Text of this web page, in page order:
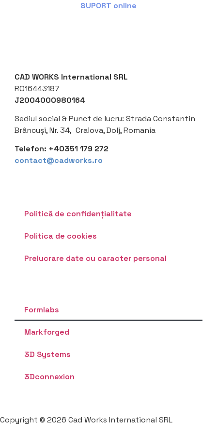
SUPORT online
CAD WORKS International SRL
RO16443187
J2004000980164
Sediul social &Punct de lucru: Strada Constantin
Brâncuși, Nr. 34, Craiova, Dolj, Romania
Telefon: +40351 179 272
contact@cadworks.ro
Politică de confidențialitate
Politica de cookies
Prelucrare date cu caracter personal
Formlabs
Markforged
3D Systems
3Dconnexion
Copyright © 2026 Cad Works International SRL